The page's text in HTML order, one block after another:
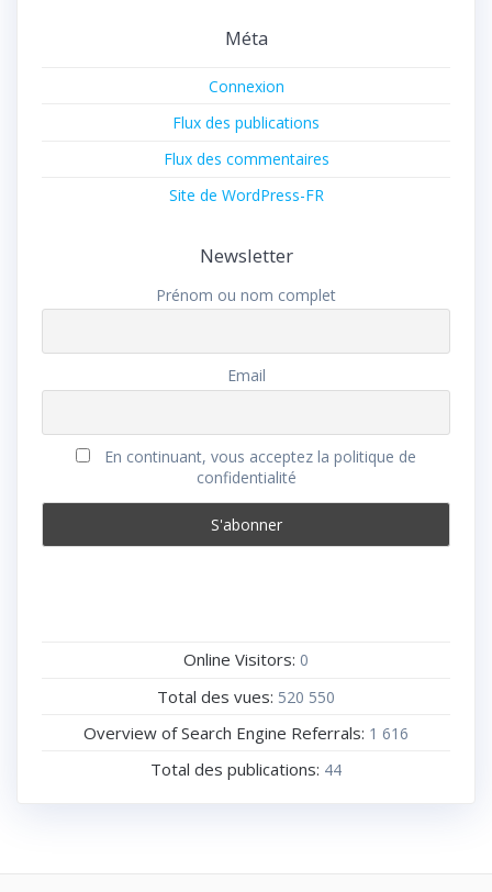
Méta
Connexion
Flux des publications
Flux des commentaires
Site de WordPress-FR
Newsletter
Prénom ou nom complet
Email
En continuant, vous acceptez la politique de
confidentialité
Online Visitors: 0
Total des vues: 520 550
Overview of Search Engine Referrals: 1 616
Total des publications: 44